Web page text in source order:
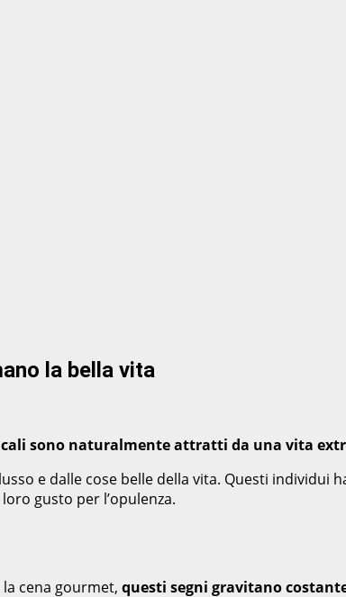
la bella vita
sono naturalmente attratti da una vita
e dalle cose belle della vita. Questi individui
gusto per l’opulenza.
cena gourmet, questi segni gravitano